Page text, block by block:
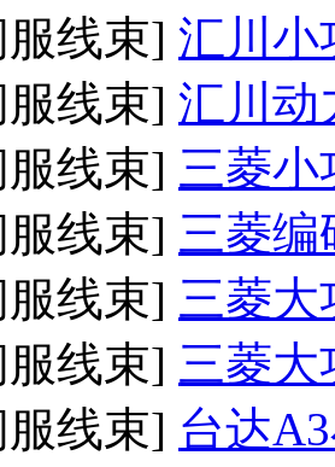
线束] 汇川小
线束] 汇川动
线束] 三菱小
线束] 三菱编
线束] 三菱大
线束] 三菱大
线束] 台达